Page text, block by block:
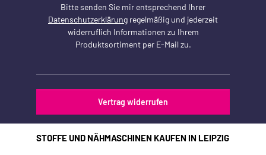
Bitte senden Sie mir entsprechend Ihrer
Datenschutzerklärung regelmäßig und jederzeit
widerruflich Informationen zu Ihrem
Produktsortiment per E-Mail zu.
Vertrag widerrufen
STOFFE UND NÄHMASCHINEN KAUFEN IN LEIPZIG